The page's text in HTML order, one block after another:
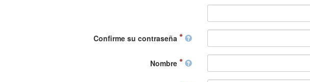
Confirme su contraseña
Nombre